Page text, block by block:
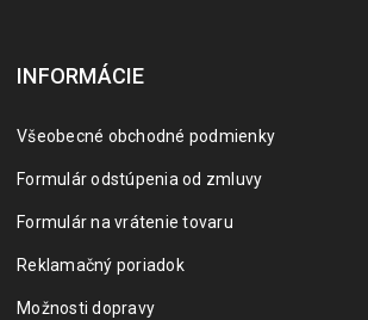
INFORMÁCIE
Všeobecné obchodné podmienky
Formulár odstúpenia od zmluvy
Formulár na vrátenie tovaru
Reklamačný poriadok
Možnosti dopravy